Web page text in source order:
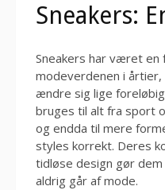
Sneakers:
Sneakers har været en
modeverdenen i
ændre sig lige
bruges til alt fra sport
og endda til mere
styles korrekt. Deres
tidløse design gør
aldrig går af mode.